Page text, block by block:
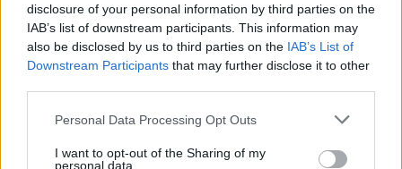
disclosure of your personal information by third parties on the
IAB’s list of downstream participants. This information may
also be disclosed by us to third parties on the IAB’s List of
Downstream Participants that may further disclose it to other
Personal Data Processing Opt Outs
I want to opt-out of the Sharing of my
personal data.
(III gimnazijos) klasės mokiniai laikys
pirmąsias egzaminų dalis, o dvyliktos (IV
gimnazijos) klasės mokiniai – antrąsias
egzaminų dalis.
grasinimai Sprogmenys švietimas Rodyti daugiau žymių